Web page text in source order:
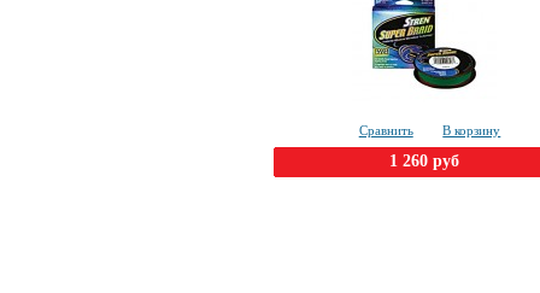
Сравнить В корзину
1 260 руб